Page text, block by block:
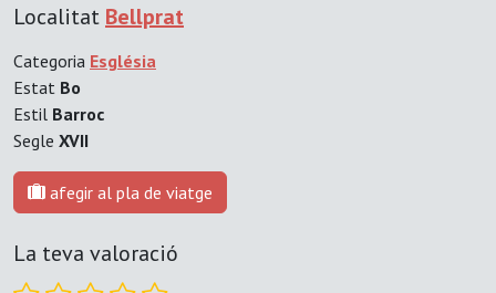
Localitat Bellprat
Categoria Església
Estat Bo
Estil Barroc
Segle XVII
afegir al pla de viatge
La teva valoració